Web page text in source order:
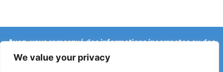
We value your privacy
Avez-vous remarqué des informations incorrectes ou des
changements récents sur le Camino ?
Les signalements concernant des auberges fermées, des